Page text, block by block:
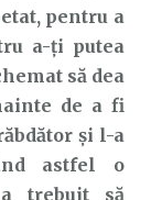
pentru a
a-ți putea
să dea
de a fi
și l-a
astfel o
trebuit să